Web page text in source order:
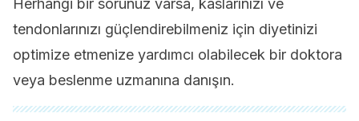
Herhangi bir sorunuz varsa, kaslarınızı ve
tendonlarınızı güçlendirebilmeniz için diyetinizi
optimize etmenize yardımcı olabilecek bir doktora
veya beslenme uzmanına danışın.